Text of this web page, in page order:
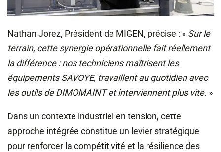
Nathan Jorez, Président de MIGEN, précise : « Sur le
terrain, cette synergie opérationnelle fait réellement
la différence : nos techniciens maîtrisent les
équipements SAVOYE, travaillent au quotidien avec
les outils de DIMOMAINT et interviennent plus vite. »
Dans un contexte industriel en tension, cette
approche intégrée constitue un levier stratégique
pour renforcer la compétitivité et la résilience des